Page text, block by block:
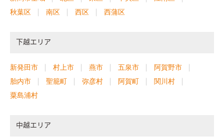
秋葉区
南区 西区 西蒲区
下越エリア
新発田市 村上市 燕市 五泉市
阿賀野市
胎内市
聖籠町 弥彦村 阿賀町
関川村
粟島浦村
中越エリア